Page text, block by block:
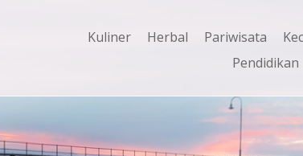
Kuliner Herbal Pariwisata
Pendidikan